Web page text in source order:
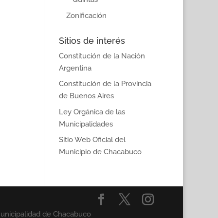
Zonificación
Sitios de interés
Constitución de la Nación
Argentina
Constitución de la Provincia
de Buenos Aires
Ley Orgánica de las
Municipalidades
Sitio Web Oficial del
Municipio de Chacabuco
de Chacabuco